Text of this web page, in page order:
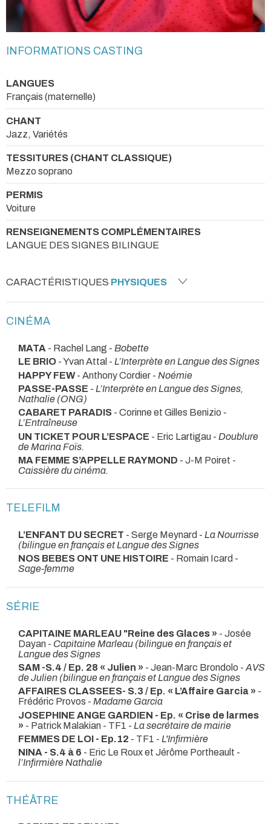
INFORMATIONS CASTING
LANGUES
Français (maternelle)
CHANT
Jazz, Variétés
TESSITURES (CHANT CLASSIQUE)
Mezzo soprano
PERMIS
Voiture
RENSEIGNEMENTS COMPLÉMENTAIRES
LANGUE DES SIGNES BILINGUE
CARACTÉRISTIQUES PHYSIQUES
CINÉMA
MATA - Rachel Lang - Bobette
LE BRIO - Yvan Attal - L’Interprète en Langue des Signes
HAPPY FEW- Anthony Cordier - Noémie
PASSE-PASSE - L’Interprète en Langue des Signes,
Nathalie (ONG)
CABARET PARADIS - Corinne et Gilles Benizio -
L’Entraîneuse
UN TICKET POUR L’ESPACE - Eric Lartigau - Doublure
de Marina Foïs.
MA FEMME S’APPELLE RAYMOND - J-M Poiret -
Caissière du cinéma.
TELEFILM
L’ENFANT DU SECRET - Serge Meynard - La Nourrisse
(bilingue en français et Langue des Signes
NOS BEBES ONT UNE HISTOIRE - Romain Icard -
Sage-femme
SÉRIE
CAPITAINE MARLEAU "Reine des Glaces » - Josée
Dayan - Capitaine Marleau (bilingue en français et
Langue des Signes
SAM -S.4 / Ep. 28 « Julien » - Jean-Marc Brondolo - AVS
de Julien (bilingue en français et Langue des Signes
AFFAIRES CLASSEES- S.3 / Ep. « L’Affaire Garcia » -
Frédéric Provos - Madame Garcia
JOSEPHINE ANGE GARDIEN - Ep. « Crise de larmes
» - Patrick Malakian - TF1 - La secrétaire de mairie
FEMMES DE LOI - Ep.12 - TF1 - L'Infirmière
NINA - S.4 à 6 - Eric Le Roux et Jérôme Portheault -
l’Infirmière Nathalie
THÉÂTRE